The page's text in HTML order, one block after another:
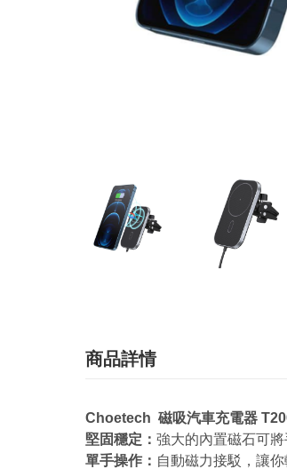
商品詳情
Choetech 磁吸汽車充電器
堅固穩定： 強大的內置磁石可
單手操作： 自動磁力接駁，讓